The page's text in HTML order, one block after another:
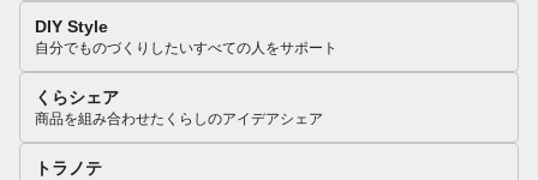
DIY Style
自分でものづくりしたいすべての人をサポート
くらシェア
商品を組み合わせたくらしのアイデアシェア
トラノテ